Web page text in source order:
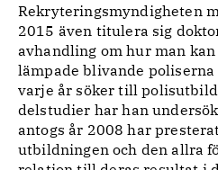
Rekryteringsmyndigheten
2015 även titulera sig
avhandling om hur man
lämpade blivande
varje år söker till
delstudier har han
antogs år 2008 har
utbildningen och den allra